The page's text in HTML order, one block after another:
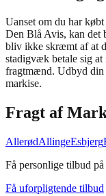
Uanset om du har
Den Blå Avis, kan det
bliv ikke skræmt af at
stadigvæk betale sig
fragtmænd. Udbyd din
markise.
Fragt af
AllerødAllingeEsbjerg
Få personlige tilbud
Få uforpligtende tilbud